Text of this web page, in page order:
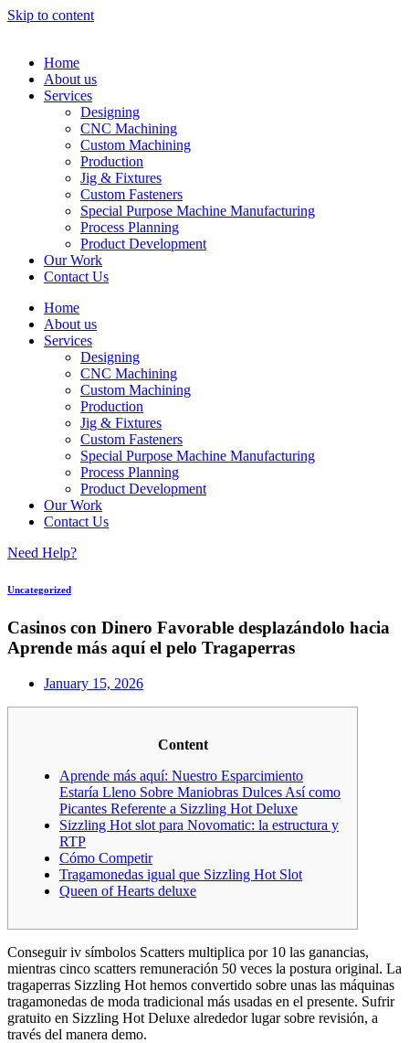
Skip to content
Home
About us
Services
Designing
CNC Machining
Custom Machining
Production
Jig & Fixtures
Custom Fasteners
Special Purpose Machine Manufacturing
Process Planning
Product Development
Our Work
Contact Us
Home
About us
Services
Designing
CNC Machining
Custom Machining
Production
Jig & Fixtures
Custom Fasteners
Special Purpose Machine Manufacturing
Process Planning
Product Development
Our Work
Contact Us
Need Help?
Uncategorized
Casinos con Dinero Favorable desplazándolo hacia
Aprende más aquí el pelo Tragaperras
January 15, 2026
Content
Aprende más aquí: Nuestro Esparcimiento
Estaría Lleno Sobre Maniobras Dulces Así­ como
Picantes Referente a Sizzling Hot Deluxe
Sizzling Hot slot para Novomatic: la estructura y
RTP
Cómo Competir
Tragamonedas igual que Sizzling Hot Slot
Queen of Hearts deluxe
Conseguir iv símbolos Scatters multiplica por 10 las ganancias,
mientras cinco scatters remuneración 50 veces la postura original. La
tragaperras Sizzling Hot hemos convertido sobre unas las máquinas
tragamonedas de moda tradicional más usadas en el presente. Sufrir
gratuito en Sizzling Hot Deluxe alrededor lugar sobre revisión, a
través del manera demo.